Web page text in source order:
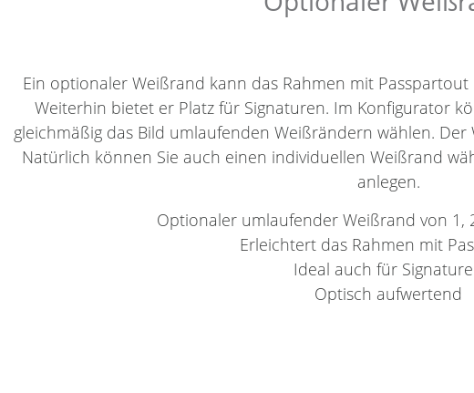
Ein optionaler Weißrand kann das Rahmen mit
Weiterhin bietet er Platz für Signaturen. Im Konfigurator
gleichmäßig das Bild umlaufenden Weißrändern wählen.
Natürlich können Sie auch einen individuellen Weißrand
anlegen.
Optionaler umlaufender Weißrand von 1,
Erleichtert das Rahmen mit
Ideal auch für
Optisch aufwertend